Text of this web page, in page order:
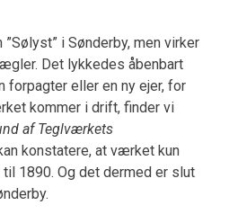
i Sønderby, men virker
Det lykkedes åbenbart
forpagter eller en ny ejer, for
kommer i drift, finder vi
af Teglværkets
konstatere, at værket kun
1890. Og det dermed er slut